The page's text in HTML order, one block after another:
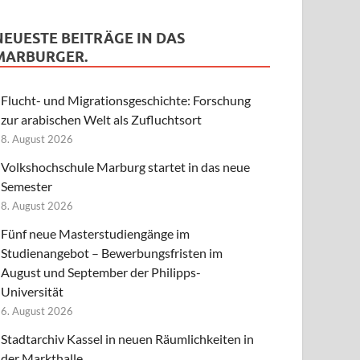
BEITRÄGE IN DAS
Flucht- und Migrationsgeschichte: Forschung
zur arabischen Welt als Zufluchtsort
8. August 2026
Volkshochschule Marburg startet in das neue
Semester
8. August 2026
Fünf neue Masterstudiengänge im
Studienangebot – Bewerbungsfristen im
August und September der Philipps-
Universität
6. August 2026
Stadtarchiv Kassel in neuen Räumlichkeiten in